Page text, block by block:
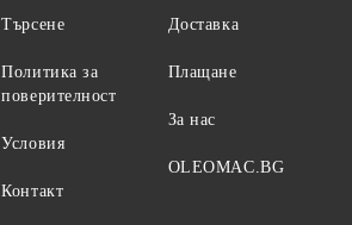
Търсене
Политика за
поверителност
Условия
Контакт
Доставка
Плащане
За нас
OLEOMAC.BG